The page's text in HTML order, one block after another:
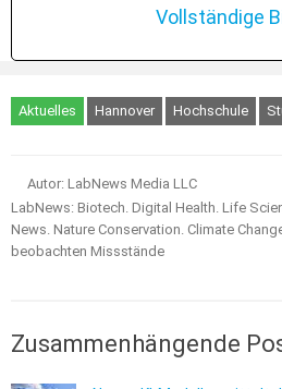
Vollständige
Aktuelles Hannover Hochschule
Autor: LabNews Media LLC
LabNews: Biotech. Digital Health. Life
News. Nature Conservation. Climate
beobachten Missstände
Zusammenhängende